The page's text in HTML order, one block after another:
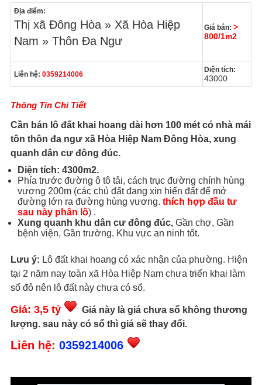
Địa điểm:
Thị xã Đông Hòa » Xã Hòa Hiệp
Nam » Thôn Đa Ngư
Giá bán: >
800/1m2
Liên hệ: 0359214006
Diện tích:
43000
Thông Tin Chi Tiết
Cần bán lô đất khai hoang dài hơn 100 mét có nhà mái
tôn thôn đa ngư xã Hòa Hiệp Nam Đông Hòa, xung
quanh dân cư đông đúc.
Diện tích: 4300m2.
Phía trước đường ô tô tải, cách trục đường chính hùng
vương 200m (các chủ đất đang xin hiến đất để mở
đường lớn ra đường hùng vương.thích hợp đầu tư
sau này phân lô) .
Xung quanh khu dân cư đông đúc,Gần chợ, Gần
bệnh viện, Gần trường. Khu vực an ninh tốt.
Lưu ý: Lô đất khai hoang có xác nhận của phường. Hiện
tại 2 năm nay toàn xã Hòa Hiệp Nam chưa triển khai làm
sổ đỏ nên lô đất này chưa có sổ.
Giá: 3,5 tỷ
Giá này là giá chưa sổ không thương
lượng. sau này có sổ thì giá sẽ thay đổi.
Liên hệ: 0359214006